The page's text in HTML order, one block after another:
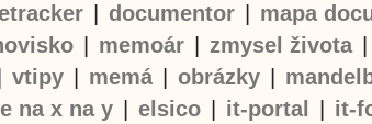
documentor mapa
memoár zmysel života
vtipy memá obrázky
e na x na y elsico it-portal it-